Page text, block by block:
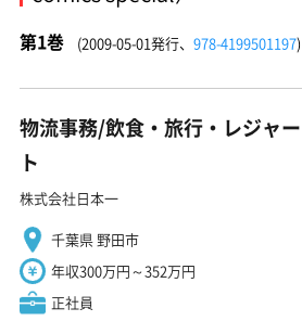
第1巻 (2009-05-01発行、 978-4199501197)
物流事務/飲食・旅行・レジャ
ト
株式会社日本一
千葉県 野田市
年収300万円～352万円
正社員